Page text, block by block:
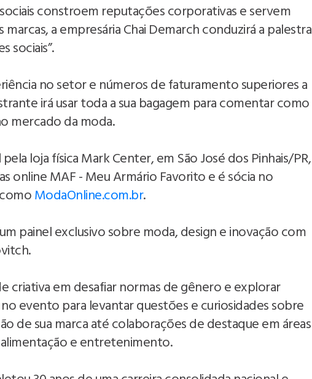
constroem reputações corporativas e servem
a empresária Chai Demarch conduzirá a palestra
sociais”.
no setor e números de faturamento superiores a
irá usar toda a sua bagagem para comentar como
mercado da moda.
loja física Mark Center, em São José dos Pinhais/PR,
online MAF - Meu Armário Favorito e é sócia no
ModaOnline.com.br.
painel exclusivo sobre moda, design e inovação com
criativa em desafiar normas de gênero e explorar
evento para levantar questões e curiosidades sobre
de sua marca até colaborações de destaque em áreas
e entretenimento.